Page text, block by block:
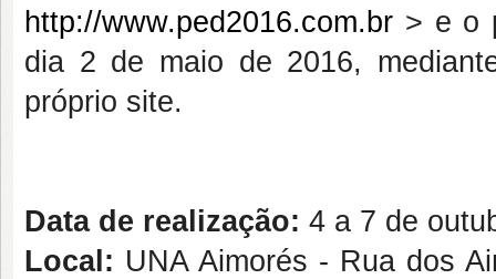
http://www.ped2016.com.br > e o
dia 2 de maio de 2016,
próprio site.
Data de realização: 4 a 7 de
Local: UNA Aimorés - Rua dos